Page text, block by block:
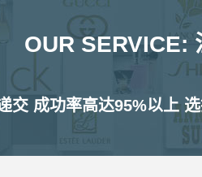
OUR SERVICE:
交 成功率高达95%以上